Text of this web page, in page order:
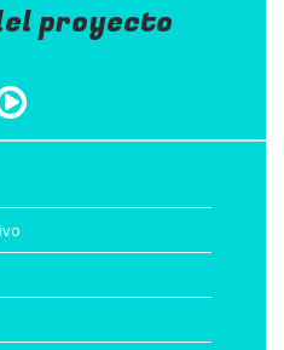
proyecto